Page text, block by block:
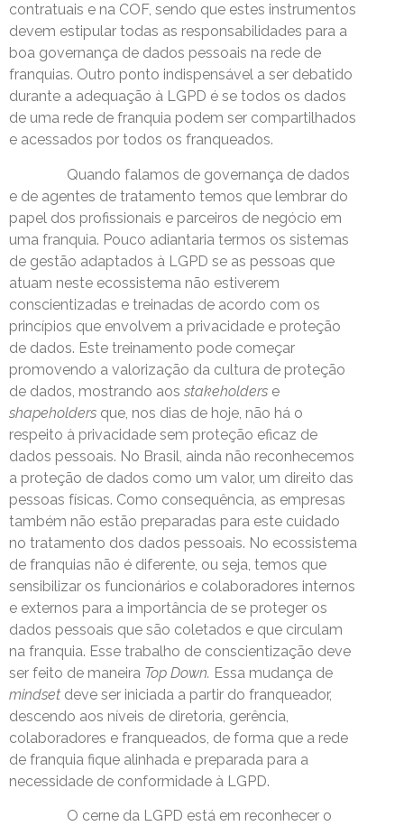
contratuais e na COF, sendo que estes instrumentos
devem estipular todas as responsabilidades para a
boa governança de dados pessoais na rede de
franquias. Outro ponto indispensável a ser debatido
durante a adequação à LGPD é se todos os dados
de uma rede de franquia podem ser compartilhados
e acessados por todos os franqueados.
Quando falamos de governança de dados
e de agentes de tratamento temos que lembrar do
papel dos profissionais e parceiros de negócio em
uma franquia. Pouco adiantaria termos os sistemas
de gestão adaptados à LGPD se as pessoas que
atuam neste ecossistema não estiverem
conscientizadas e treinadas de acordo com os
princípios que envolvem a privacidade e proteção
de dados. Este treinamento pode começar
promovendo a valorização da cultura de proteção
de dados, mostrando aos stakeholders e
shapeholders que, nos dias de hoje, não há o
respeito à privacidade sem proteção eficaz de
dados pessoais. No Brasil, ainda não reconhecemos
a proteção de dados como um valor, um direito das
pessoas físicas. Como consequência, as empresas
também não estão preparadas para este cuidado
no tratamento dos dados pessoais. No ecossistema
de franquias não é diferente, ou seja, temos que
sensibilizar os funcionários e colaboradores internos
e externos para a importância de se proteger os
dados pessoais que são coletados e que circulam
na franquia. Esse trabalho de conscientização deve
ser feito de maneira Top Down. Essa mudança de
mindset deve ser iniciada a partir do franqueador,
descendo aos níveis de diretoria, gerência,
colaboradores e franqueados, de forma que a rede
de franquia fique alinhada e preparada para a
necessidade de conformidade à LGPD.
O cerne da LGPD está em reconhecer o